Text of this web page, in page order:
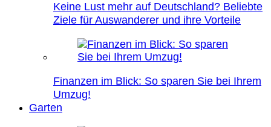
Keine Lust mehr auf Deutschland? Beliebte
Ziele für Auswanderer und ihre Vorteile
Finanzen im Blick: So sparen Sie bei Ihrem
Umzug!
Garten